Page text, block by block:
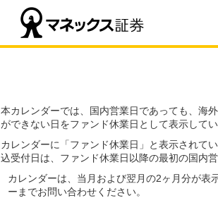
本カレンダーでは、国内営業日であっても、海
ができない日をファンド休業日として表示して
カレンダーに「ファンド休業日」と表示されて
込受付日は、ファンド休業日以降の最初の国内
カレンダーは、当月および翌月の2ヶ月分が表
ーまでお問い合わせください。